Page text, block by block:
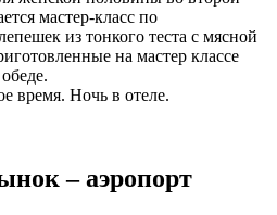
мастер-класс по
из тонкого теста с мясной
на мастер классе
время. Ночь в отеле.
– аэропорт